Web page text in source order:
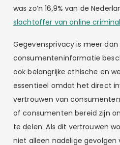
was zo’n 16,9% van de
slachtoffer van online
Gegevensprivacy is meer dan
consumenteninformatie
ook belangrijke ethische en
essentieel omdat het direct
vertrouwen van
of consumenten bereid zijn
te delen. Als dit vertrouwen
niet alleen nadelige gevolgen